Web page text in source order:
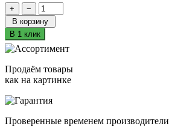
+
−
В корзину
В 1 клик
Продаём товары
как на картинке
Проверенные временем производители